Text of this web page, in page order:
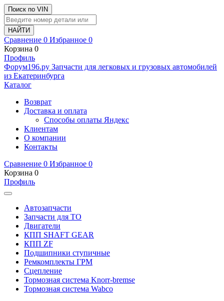
Поиск по VIN
Сравнение 0 Избранное 0
Корзина 0
Профиль
Фoрум196.ру Запчасти для легковых и грузовых автомобилей
из Екатеринбурга
Каталог
Возврат
Доставка и оплата
Способы оплаты Яндекс
Клиентам
О компании
Контакты
Сравнение 0 Избранное 0
Корзина 0
Профиль
Автозапчасти
Запчасти для ТО
Двигатели
КПП SHAFT GEAR
КПП ZF
Подшипники ступичные
Ремкомплекты ГРМ
Сцепление
Тормозная система Knorr-bremse
Тормозная система Wabco